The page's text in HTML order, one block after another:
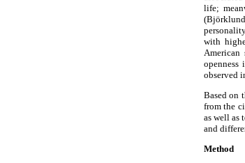
life;
with
American
openness
observed
Based on
from the
as well as
and
Method